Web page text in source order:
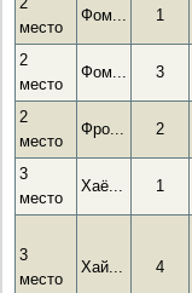
место
Фом... 1
2
место
Фом... 3
2
место
Фро... 2
3
место
Хаё... 1
3
место
Хай... 4